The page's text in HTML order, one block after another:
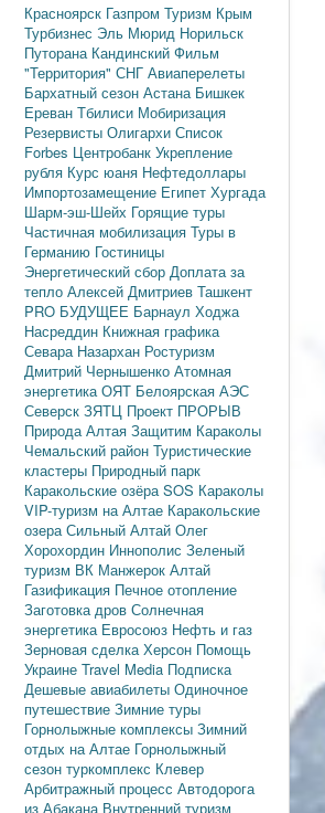
Красноярск Газпром Туризм Крым
Турбизнес Эль Мюрид Норильск
Путорана Кандинский Фильм
"Территория" СНГ Авиаперелеты
Бархатный сезон Астана Бишкек
Ереван Тбилиси Мобиризация
Резервисты Олигархи Список
Forbes Центробанк Укрепление
рубля Курс юаня Нефтедоллары
Импортозамещение Египет Хургада
Шарм-эш-Шейх Горящие туры
Частичная мобилизация Туры в
Германию Гостиницы
Энергетический сбор Доплата за
тепло Алексей Дмитриев Ташкент
PRO БУДУЩЕЕ Барнаул Ходжа
Насреддин Книжная графика
Севара Назархан Ростуризм
Дмитрий Чернышенко Атомная
энергетикаОЯТ Белоярская АЭС
Северск ЗЯТЦ Проект ПРОРЫВ
Природа Алтая Защитим Караколы
Чемальский район Туристические
кластеры Природный парк
Каракольские озёраSOS Караколы
VIP-туризм на Алтае Каракольские
озераСильный Алтай Олег
Хорохордин Иннополис Зеленый
туризм ВК Манжерок Алтай
Газификация Печное отопление
Заготовка дров Солнечная
энергетика Евросоюз Нефть и газ
Зерновая сделкаХерсон Помощь
Украине Travel Media Подписка
Дешевые авиабилеты Одиночное
путешествие Зимние туры
Горнолыжные комплексы Зимний
отдых на Алтае Горнолыжный
сезон туркомплекс Клевер
Арбитражный процесс Автодорога
из Абакана Внутренний туризм